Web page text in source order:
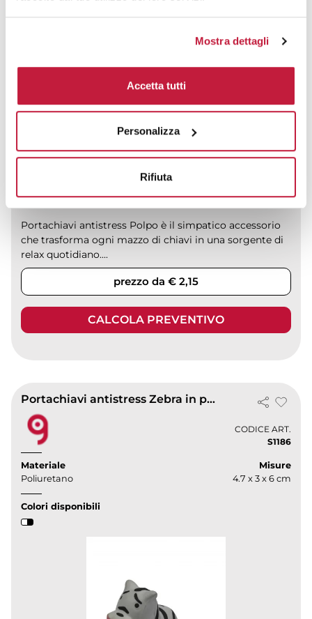
Mostra dettagli
Accetta tutti
Personalizza
Rifiuta
Colori disponibili
Portachiavi antistress Polpo è il simpatico accessorio
che trasforma ogni mazzo di chiavi in una sorgente di
relax quotidiano....
prezzo da € 2,15
CALCOLA PREVENTIVO
Portachiavi antistress Zebra in poliuretano bianco e nero 10g
CODICE ART.
S1186
Materiale
Poliuretano
Misure
4.7 x 3 x 6 cm
Colori disponibili